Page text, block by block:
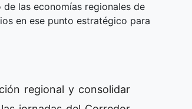
las economías regionales de
en ese punto estratégico para
regional y consolidar